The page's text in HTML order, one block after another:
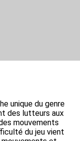
unique du genre
des lutteurs aux
mouvements
du jeu vient